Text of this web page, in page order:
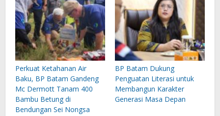
Perkuat Ketahanan Air
Baku, BP Batam Gandeng
Mc Dermott Tanam 400
Bambu Betung di
Bendungan Sei Nongsa
BP Batam Dukung
Penguatan Literasi untuk
Membangun Karakter
Generasi Masa Depan